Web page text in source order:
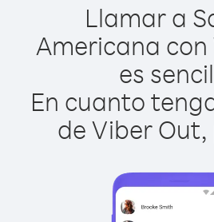
Llamar a
Americana
es
En cuanto
de Viber